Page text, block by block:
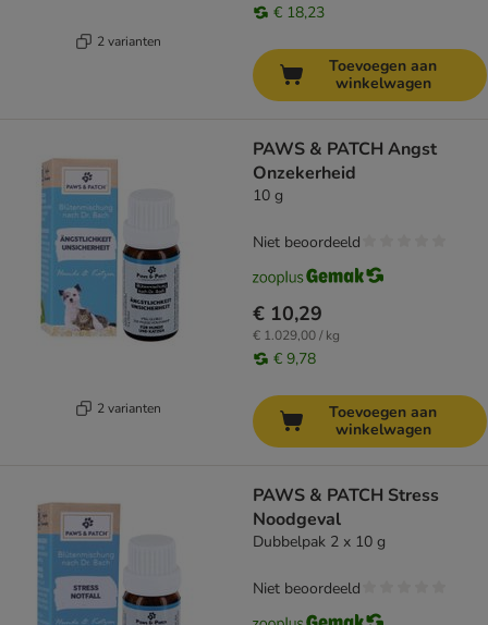
2 varianten
€ 18,23
Toevoegen aan
winkelwagen
2 varianten
PAWS & PATCH Angst
Onzekerheid
10 g
€ 10,29
€ 1.029,00 / kg
€ 9,78
Niet beoordeeld
Toevoegen aan
winkelwagen
PAWS & PATCH Stress
Noodgeval
Dubbelpak 2 x 10 g
Niet beoordeeld